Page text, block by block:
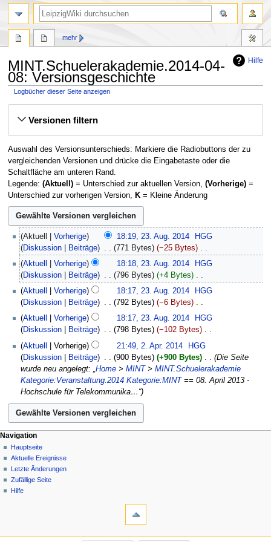
Hilfe
MINT.Schuelerakademie.2014-04-
08: Versionsgeschichte
Logbücher dieser Seite anzeigen
Navigation
SucheVersionen filtern
Auswahl des Versionsunterschieds: Markiere die Radiobuttons der zu
vergleichenden Versionen und drücke die Eingabetaste oder die
Schaltfläche am unteren Rand.
Legende: (Aktuell)= Unterschied zur aktuellen Version, (Vorherige)=
Unterschied zur vorherigen Version, K= Kleine Änderung
August
2014
Aktuell Vorherige 18:19, 23. Aug. 2014
HGG
Diskussion
Beiträge 771 Bytes −25 Bytes ‎
K
e
i
n
e
B
e
r
b
e
i
t
u
g
s
a
Aktuell Vorherige 18:18, 23. Aug. 2014
HGG
Diskussion
Beiträge 796 Bytes +4 Bytes ‎
K
e
n
e
B
e
a
r
b
i
t
u
n
g
s
z
u
m
Aktuell Vorherige 18:17, 23. Aug. 2014
HGG
Diskussion
Beiträge 792 Bytes −6 Bytes ‎
K
e
n
e
B
e
a
r
b
e
i
t
u
Aktuell Vorherige 18:17, 23. Aug. 2014
HGG
Diskussion
Beiträge 798 Bytes −102 Bytes ‎
K
e
n
e
e
a
r
b
e
i
t
u
z
April
2014
Aktuell Vorherige 21:49, 2. Apr. 2014
HGG
Diskussion
Beiträge 900 Bytes +900 Bytes ‎
Die Seite
wurde neu angelegt: „ Home > MINT> MINT.Schuelerakademie
Kategorie:Veranstaltung.2014 Kategorie:MINT== 08. April 2013 -
Hochschule für Telekommunika…“
mehr
Navigation
Hauptseite
Aktuelle Ereignisse
Letzte Änderungen
Zufällige Seite
Hilfe